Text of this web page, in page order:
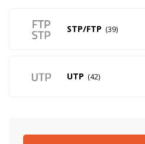
STP/FTP 39
UTP 42